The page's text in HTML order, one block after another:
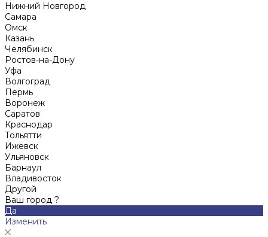
Нижний Новгород
Cамара
Омск
Казань
Челябинск
Ростов-на-Дону
Уфа
Волгоград
Пермь
Воронеж
Саратов
Краснодар
Тольятти
Ижевск
Ульяновск
Барнаул
Владивосток
Другой
Ваш город ?
Да
Изменить